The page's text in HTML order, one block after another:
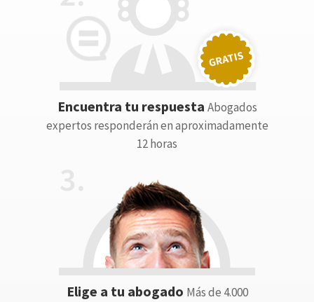
Encuentra tu respuesta Abogados
expertos responderán en aproximadamente
12 horas
Elige a tu abogado Más de 4.000